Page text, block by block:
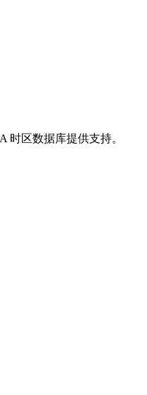
时区数据库提供支持。